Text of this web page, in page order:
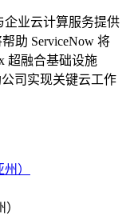
企业云计算服务提供
助 ServiceNow 将
超融合基础设施
司实现关键云工作
）